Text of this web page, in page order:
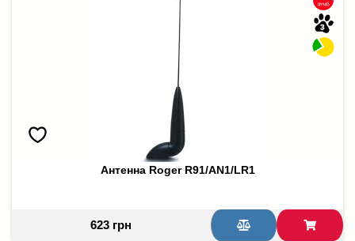
Антенна Roger R91/AN1/LR1
623 грн